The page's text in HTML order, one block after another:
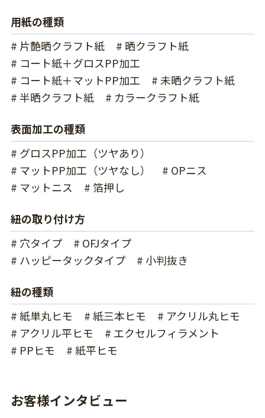
用紙の種類
# 片艶晒クラフト紙
# 晒クラフト紙
# コート紙＋グロスPP加工
# コート紙＋マットPP加工
# 未晒クラフト紙
# 半晒クラフト紙
# カラークラフト紙
表面加工の種類
# グロスPP加工（ツヤあり）
# マットPP加工（ツヤなし）
# OPニス
# マットニス
# 箔押し
紐の取り付け方
# 穴タイプ
# OFJタイプ
# ハッピータックタイプ
# 小判抜き
紐の種類
# 紙単丸ヒモ
# 紙三本ヒモ
# アクリル丸ヒモ
# アクリル平ヒモ
# エクセルフィラメント
# PPヒモ
# 紙平ヒモ
お客様インタビュー